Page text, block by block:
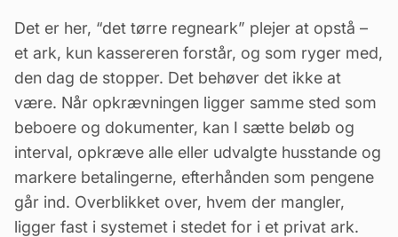
Det er her, “det tørre regneark” plejer at opstå –
et ark, kun kassereren forstår, og som ryger med,
den dag de stopper. Det behøver det ikke at
være. Når opkrævningen ligger samme sted som
beboere og dokumenter, kan I sætte beløb og
interval, opkræve alle eller udvalgte husstande og
markere betalingerne, efterhånden som pengene
går ind. Overblikket over, hvem der mangler,
ligger fast i systemet i stedet for i et privat ark.